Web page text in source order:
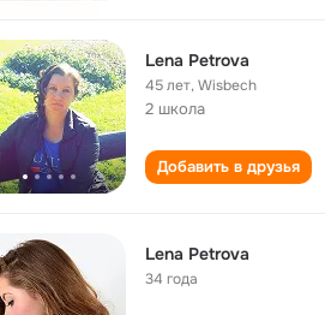
Lena Petrova
45 лет,Wisbech
2 школа
Добавить в друзья
Lena Petrova
34 года